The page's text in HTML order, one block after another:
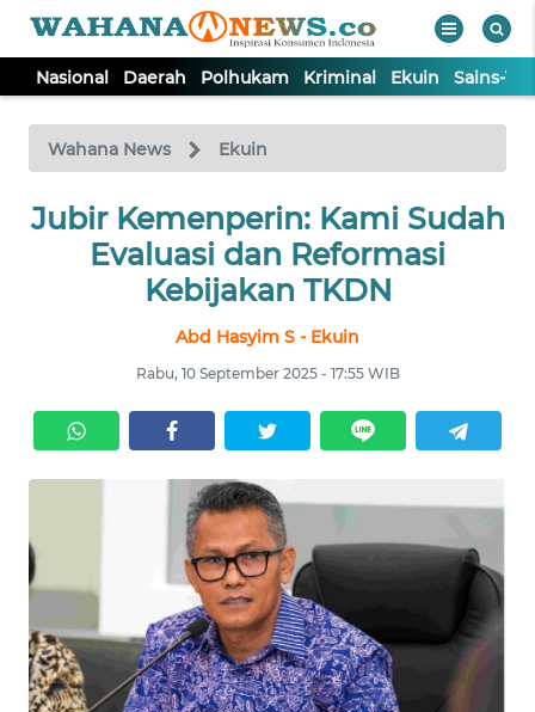
Nasional Daerah Polhukam Kriminal Ekuin Sains-
Wahana News Ekuin
Jubir Kemenperin: Kami Sudah
Evaluasi dan Reformasi
Kebijakan TKDN
Abd Hasyim S - Ekuin
Rabu, 10 September 2025 - 17:55 WIB
TV
Tutup
NASIONAL
KRIMINAL
EKUIN
SAINS-TEKNO
INTERNASIONAL